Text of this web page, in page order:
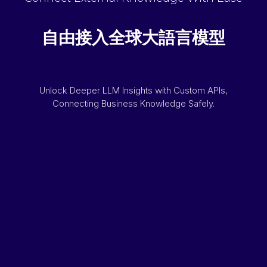
自由接入全球大語言模型
Unlock Deeper LLM Insights with Custom APIs,
Connecting Business Knowledge Safely.